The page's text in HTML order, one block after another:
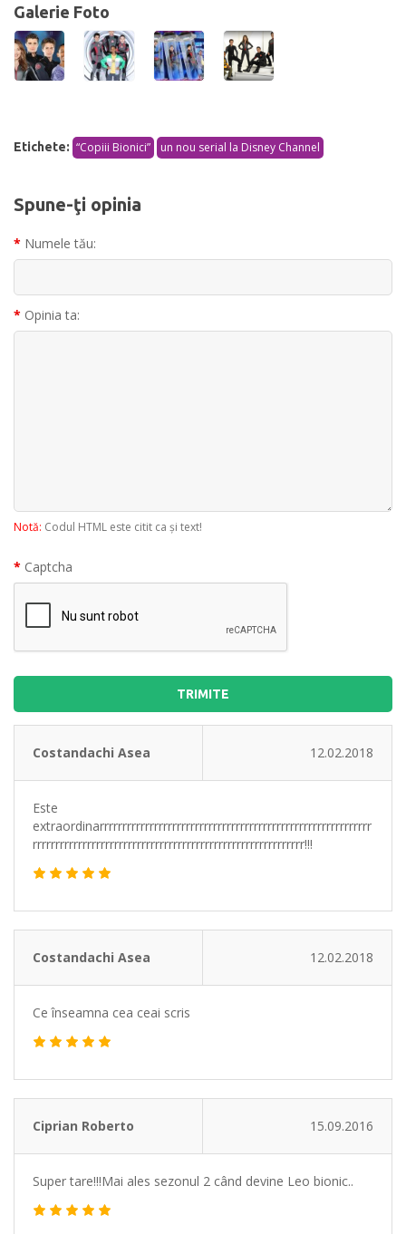
Galerie Foto
Etichete: “Copiii Bionici” un nou serial la Disney Channel
Spune-ţi opinia
Numele tău:
Opinia ta:
Notă: Codul HTML este citit ca şi text!
Captcha
TRIMITE
Costandachi Asea 12.02.2018
Este
extraordinarrrrrrrrrrrrrrrrrrrrrrrrrrrrrrrrrrrrrrrrrrrrrrrrrrrrrrrrrrrr
rrrrrrrrrrrrrrrrrrrrrrrrrrrrrrrrrrrrrrrrrrrrrrrrrrrrrrrrrrrr!!!
Costandachi Asea 12.02.2018
Ce înseamna cea ceai scris
Ciprian Roberto 15.09.2016
Super tare!!!Mai ales sezonul 2 când devine Leo bionic..